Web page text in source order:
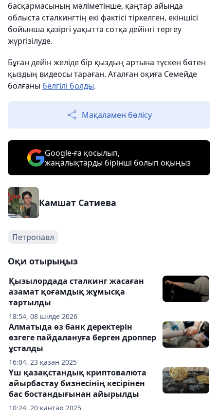
басқармасының мәліметінше, қаңтар айында
облыста сталкингтің екі фактісі тіркелген, екіншісі
бойынша қазіргі уақытта сотқа дейінгі тергеу
жүргізілуде.
Бұған дейін желіде бір қыздың артына түскен бөтен
қыздың видеосы тараған. Аталған оқиға Семейде
болғаны белгілі болды.
Мақаламен бөлісу
Google-ға қосылып,
жаңалықтарды бірінші болып оқыңыз
Камшат Сатиева
Петропавл
Оқи отырыңыз
18:54, 08 шілде 2026
Қызылордада сталкинг жасаған
азамат қоғамдық жұмысқа
тартылды
16:04, 23 қазан 2025
Алматыда өз банк деректерін
өзгеге пайдалануға берген дроппер
ұсталды
10:24, 20 қаңтар 2025
Үш қазақстандық криптовалюта
айырбастау бизнесінің кесірінен
бас бостандығынан айырылды